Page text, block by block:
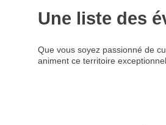
Une liste des
Que vous soyez passionné de
animent ce territoire exceptionnel.